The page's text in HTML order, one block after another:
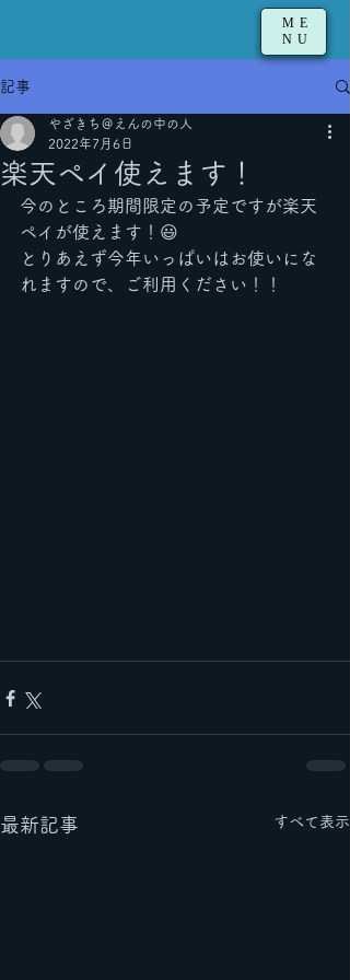
ME
NU
記事
楽天ペイ使えます！
やざきち＠えんの中の人
2022年7月6日
今のところ期間限定の予定ですが楽天
ペイが使えます！😃
とりあえず今年いっぱいはお使いにな
れますので、ご利用ください！！
最新記事 すべて表示